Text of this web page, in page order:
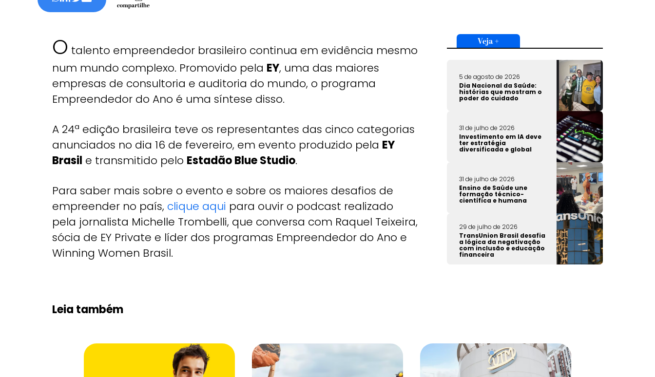
O talento empreendedor brasileiro continua em evidência mesmo
num mundo complexo. Promovido pela EY, uma das maiores
empresas de consultoria e auditoria do mundo, o programa
Empreendedor do Ano é uma síntese disso.
A 24ª edição brasileira teve os representantes das cinco categorias
anunciados no dia 16 de fevereiro, em evento produzido pela EY
Brasil e transmitido pelo Estadão Blue Studio.
Para saber mais sobre o evento e sobre os maiores desafios de
empreender no país, clique aqui para ouvir o podcast realizado
pela jornalista Michelle Trombelli, que conversa com Raquel Teixeira,
sócia de EY Private e líder dos programas Empreendedor do Ano e
Winning Women Brasil.
Veja +
5 de agosto de 2026
Dia Nacional da Saúde:
histórias que mostram o
poder do cuidado
31 de julho de 2026
Investimento em IA deve
ter estratégia
diversificada e global
31 de julho de 2026
Ensino de Saúde une
formação técnico-
científica e humana
29 de julho de 2026
TransUnion Brasil desafia
a lógica da negativação
com inclusão e educação
financeira
Leia também